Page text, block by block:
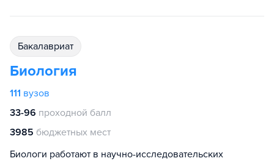
бакалавриат
Биология
111 вузов
33-96 проходной балл
3985 бюджетных мест
Биологи работают в научно-исследовательских